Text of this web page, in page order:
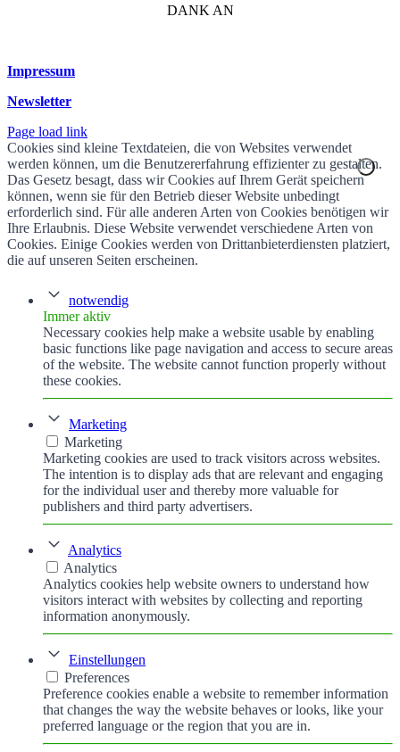
DANK AN
Impressum
Newsletter
Page load link
Cookies sind kleine Textdateien, die von Websites verwendet
werden können, um die Benutzererfahrung effizienter zu gestalten.
Das Gesetz besagt, dass wir Cookies auf Ihrem Gerät speichern
können, wenn sie für den Betrieb dieser Website unbedingt
erforderlich sind. Für alle anderen Arten von Cookies benötigen wir
Ihre Erlaubnis. Diese Website verwendet verschiedene Arten von
Cookies. Einige Cookies werden von Drittanbieterdiensten platziert,
die auf unseren Seiten erscheinen.
notwendig
Immer aktiv
Necessary cookies help make a website usable by enabling
basic functions like page navigation and access to secure areas
of the website. The website cannot function properly without
these cookies.
Marketing
Marketing
Marketing cookies are used to track visitors across websites.
The intention is to display ads that are relevant and engaging
for the individual user and thereby more valuable for
publishers and third party advertisers.
Analytics
Analytics
Analytics cookies help website owners to understand how
visitors interact with websites by collecting and reporting
information anonymously.
Einstellungen
Preferences
Preference cookies enable a website to remember information
that changes the way the website behaves or looks, like your
preferred language or the region that you are in.